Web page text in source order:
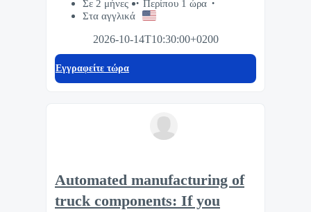
Σε 2 μήνες
Περίπου 1 ώρα
Στα αγγλικά
2026-10-14T10:30:00+0200
Eγγραφείτε τώρα
Automated manufacturing of
truck components: If you